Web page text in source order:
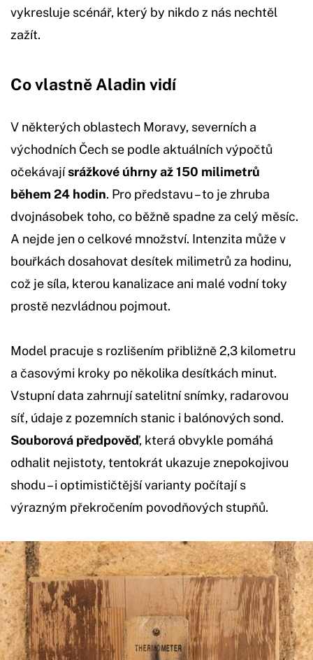
vykresluje scénář, který by nikdo z nás nechtěl
zažít.
Co vlastně Aladin vidí
V některých oblastech Moravy, severních a
východních Čech se podle aktuálních výpočtů
očekávajísrážkové úhrny až 150 milimetrů
během 24 hodin. Pro představu – to je zhruba
dvojnásobek toho, co běžně spadne za celý měsíc.
A nejde jen o celkové množství. Intenzita může v
bouřkách dosahovat desítek milimetrů za hodinu,
což je síla, kterou kanalizace ani malé vodní toky
prostě nezvládnou pojmout.
Model pracuje s rozlišením přibližně 2,3 kilometru
a časovými kroky po několika desítkách minut.
Vstupní data zahrnují satelitní snímky, radarovou
síť, údaje z pozemních stanic i balónových sond.
Souborová předpověď, která obvykle pomáhá
odhalit nejistoty, tentokrát ukazuje znepokojivou
shodu – i optimističtější varianty počítají s
výrazným překročením povodňových stupňů.